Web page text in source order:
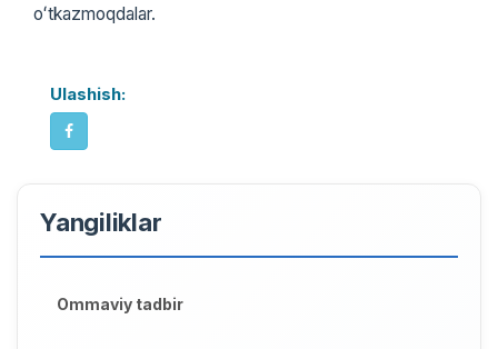
oʻtkazmoqdalar.
Ulashish:
Yangiliklar
Ommaviy tadbir